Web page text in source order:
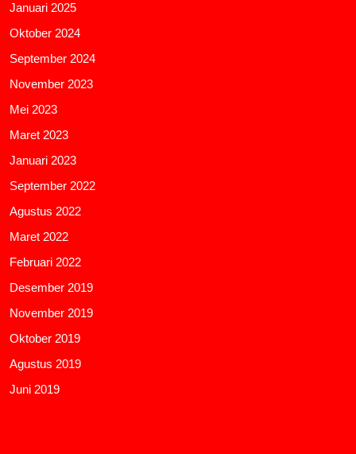
Januari 2025
Oktober 2024
September 2024
November 2023
Mei 2023
Maret 2023
Januari 2023
September 2022
Agustus 2022
Maret 2022
Februari 2022
Desember 2019
November 2019
Oktober 2019
Agustus 2019
Juni 2019